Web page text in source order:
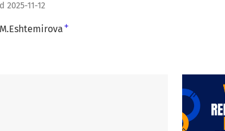
2025-11-12
M.Eshtemirova +